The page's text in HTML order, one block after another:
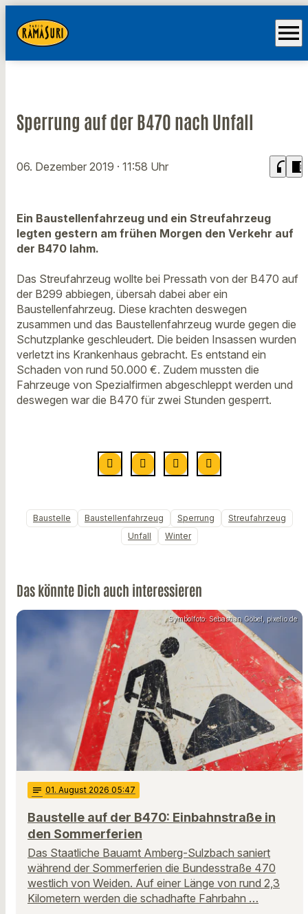
menu
Sperrung auf der B470 nach Unfall
06. Dezember 2019 · 11:58 Uhr headphones chrome_reader_mode
Ein Baustellenfahrzeug und ein Streufahrzeug
legten gestern am frühen Morgen den Verkehr auf
der B470 lahm.
Das Streufahrzeug wollte bei Pressath von der B470 auf
der B299 abbiegen, übersah dabei aber ein
Baustellenfahrzeug. Diese krachten deswegen
zusammen und das Baustellenfahrzeug wurde gegen die
Schutzplanke geschleudert. Die beiden Insassen wurden
verletzt ins Krankenhaus gebracht. Es entstand ein
Schaden von rund 50.000 €. Zudem mussten die
Fahrzeuge von Spezialfirmen abgeschleppt werden und
deswegen war die B470 für zwei Stunden gesperrt.
Baustelle Baustellenfahrzeug Sperrung
Streufahrzeug
Unfall
Winter
Das könnte Dich auch interessieren
Symbolfoto: Sebastian Göbel, pixelio.de
notes 01. August 2026 05:47
Baustelle auf der B470: Einbahnstraße in
den Sommerferien
Das Staatliche Bauamt Amberg-Sulzbach saniert
während der Sommerferien die Bundesstraße 470
westlich von Weiden. Auf einer Länge von rund 2,3
Kilometern werden die schadhafte Fahrbahn …